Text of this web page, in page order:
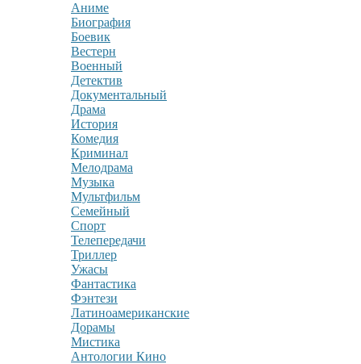
Аниме
Биография
Боевик
Вестерн
Военный
Детектив
Документальный
Драма
История
Комедия
Криминал
Мелодрама
Музыка
Мультфильм
Семейный
Спорт
Телепередачи
Триллер
Ужасы
Фантастика
Фэнтези
Латиноамериканские
Дорамы
Мистика
Антологии Кино